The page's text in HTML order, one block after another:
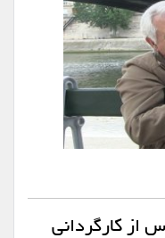
از کارگردانی